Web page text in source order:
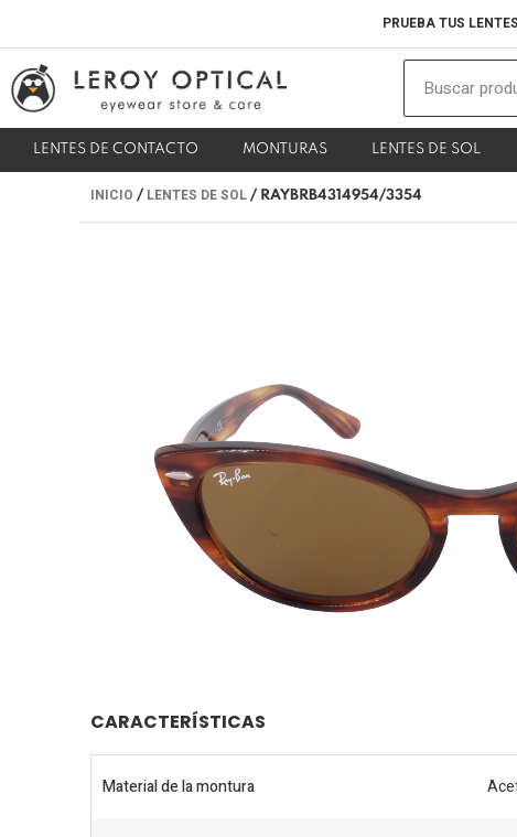
contenido
PRUEBA TUS
LENTES DE CONTACTO MONTURAS LENTES DE SOL
INICIO / LENTES DE SOL / RAYBRB4314954/3354
CARACTERÍSTICAS
Material de la montura